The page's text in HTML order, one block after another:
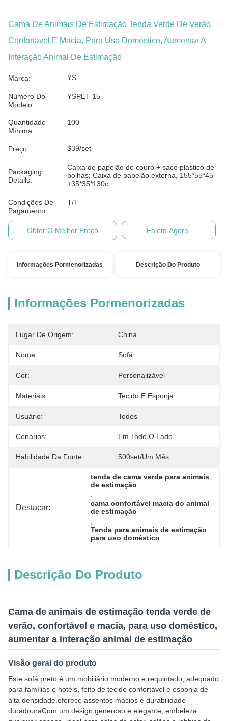
Cama De Animais De Estimação Tenda Verde De Verão,
Confortável E Macia, Para Uso Doméstico, Aumentar A
Interação Animal De Estimação
Marca: YS
Número Do
Modelo:
YSPET-15
Quantidade
Mínima:
100
Preço: $39/set
Packaging
Details:
Caixa de papelão de couro + saco plástico de
bolhas; Caixa de papelão externa, 155*55*45
+35*35*130c
Condições De
Pagamento:
T/T
Obter O Melhor Preço Falem Agora.
Informações Pormenorizadas Descrição Do Produto
Informações Pormenorizadas
Lugar De Origem: China
Nome: Sofá
Cor: Personalizável
Materiais: Tecido E Esponja
Usuário: Todos
Cenários: Em Todo O Lado
Habilidade Da Fonte: 500set/um Mês
Destacar:
tenda de cama verde para animais
de estimação
,
cama confortável macia do animal
de estimação
,
Tenda para animais de estimação
para uso doméstico
Descrição Do Produto
Cama de animais de estimação tenda verde de
verão, confortável e macia, para uso doméstico,
aumentar a interação animal de estimação
Visão geral do produto
Este sofá preto é um mobiliário moderno e requintado, adequado
para famílias e hotéis, feito de tecido confortável e esponja de
alta densidade.oferece assentos macios e durabilidade
duradouraCom um design generoso e elegante, embeleza